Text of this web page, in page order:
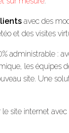
avec des
et des visites
administrable :
les équipes
site. Une
le site internet